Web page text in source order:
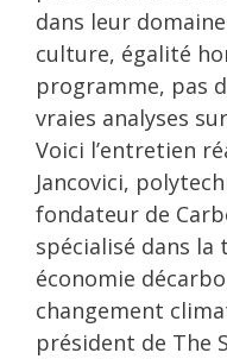
dans leur
culture, égalité
programme, pas
vraies analyses
Voici l’entretien
Jancovici,
fondateur de
spécialisé dans
économie
changement
président de The